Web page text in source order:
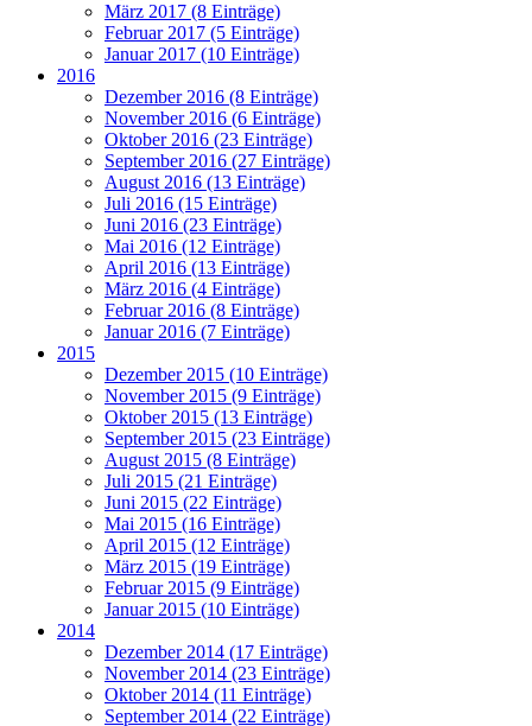
März 2017 (8 Einträge)
Februar 2017 (5 Einträge)
Januar 2017 (10 Einträge)
2016
Dezember 2016 (8 Einträge)
November 2016 (6 Einträge)
Oktober 2016 (23 Einträge)
September 2016 (27 Einträge)
August 2016 (13 Einträge)
Juli 2016 (15 Einträge)
Juni 2016 (23 Einträge)
Mai 2016 (12 Einträge)
April 2016 (13 Einträge)
März 2016 (4 Einträge)
Februar 2016 (8 Einträge)
Januar 2016 (7 Einträge)
2015
Dezember 2015 (10 Einträge)
November 2015 (9 Einträge)
Oktober 2015 (13 Einträge)
September 2015 (23 Einträge)
August 2015 (8 Einträge)
Juli 2015 (21 Einträge)
Juni 2015 (22 Einträge)
Mai 2015 (16 Einträge)
April 2015 (12 Einträge)
März 2015 (19 Einträge)
Februar 2015 (9 Einträge)
Januar 2015 (10 Einträge)
2014
Dezember 2014 (17 Einträge)
November 2014 (23 Einträge)
Oktober 2014 (11 Einträge)
September 2014 (22 Einträge)